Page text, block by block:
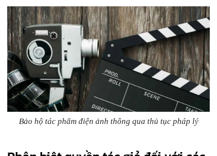
Bảo hộ tác phẩm điện ảnh thông qua thủ tục pháp lý